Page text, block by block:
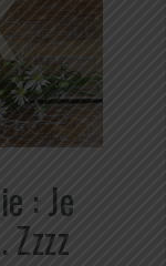
: Je